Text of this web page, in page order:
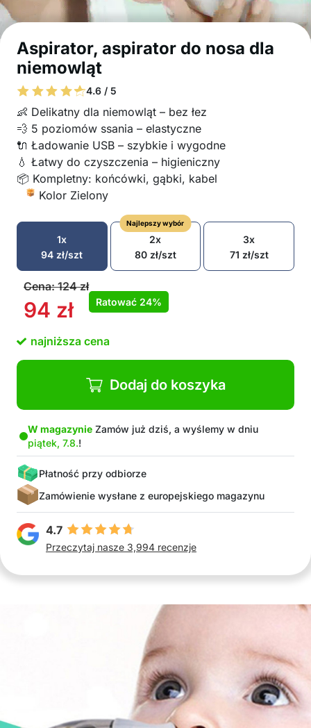
Aspirator, aspirator do nosa dla
niemowląt
4.6 / 5
👶 Delikatny dla niemowląt – bez łez
💨 5 poziomów ssania – elastyczne
🔌 Ładowanie USB – szybkie i wygodne
💧 Łatwy do czyszczenia – higieniczny
📦 Kompletny: końcówki, gąbki, kabel
Kolor Zielony
1x
94 zł/szt
Najlepszy wybór
2x
80 zł/szt
3x
71 zł/szt
Cena:124zł
94 zł Ratować 24%
najniższa cena
Dodaj do koszyka
W magazynie Zamów już dziś, a wyślemy w dniu
piątek, 7.8.!
Płatność przy odbiorze
Zamówienie wysłane z europejskiego magazynu
4.7
Przeczytaj nasze 3,994 recenzje